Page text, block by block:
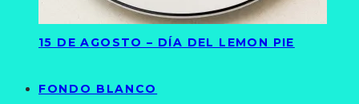
15 DE AGOSTO – DÍA DEL LEMON PIE
FONDO BLANCO